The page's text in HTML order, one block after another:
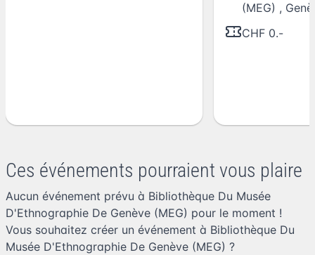
(MEG) ,
CHF 0.-
Ces événements pourraient vous plaire
Aucun événement prévu à Bibliothèque Du Musée
D'Ethnographie De Genève (MEG) pour le moment !
Vous souhaitez créer un événement à Bibliothèque Du
Musée D'Ethnographie De Genève (MEG) ?